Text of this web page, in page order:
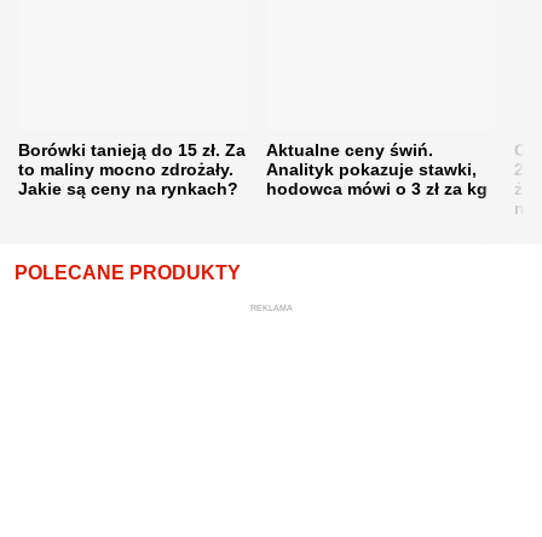
Borówki tanieją do 15 zł. Za
to maliny mocno zdrożały.
Jakie są ceny na rynkach?
Aktualne ceny świń.
Analityk pokazuje stawki,
hodowca mówi o 3 zł za kg
POLECANE PRODUKTY
REKLAMA